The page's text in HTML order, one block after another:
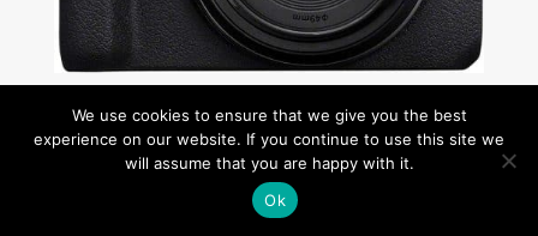
Test : canon EOS R100, hybride APS-C
polyvalent
We use cookies to ensure that we give you the best
experience on our website. If you continue to use this site we
will assume that you are happy with it.
Ok